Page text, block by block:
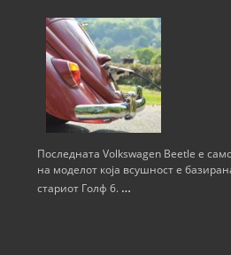
Последната Volkswagen Beetle е
на моделот која всушност е
стариот Голф 6. …